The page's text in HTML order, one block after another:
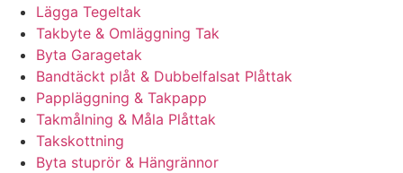
Lägga Tegeltak
Takbyte & Omläggning Tak
Byta Garagetak
Bandtäckt plåt & Dubbelfalsat Plåttak
Pappläggning & Takpapp
Takmålning & Måla Plåttak
Takskottning
Byta stuprör & Hängrännor